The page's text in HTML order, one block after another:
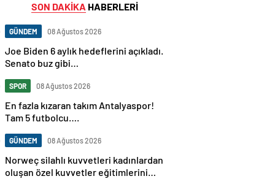
SON DAKİKA HABERLERİ
GÜNDEM 08 Ağustos 2026
Joe Biden 6 aylık hedeflerini açıkladı.
Senato buz gibi…
SPOR 08 Ağustos 2026
En fazla kızaran takım Antalyaspor!
Tam 5 futbolcu….
GÜNDEM 08 Ağustos 2026
Norweç silahlı kuvvetleri kadınlardan
oluşan özel kuvvetler eğitimlerini